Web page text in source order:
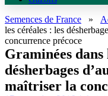
Semences de France »
les céréales : les
concurrence précoce
Graminées dans
désherbages
maîtriser la